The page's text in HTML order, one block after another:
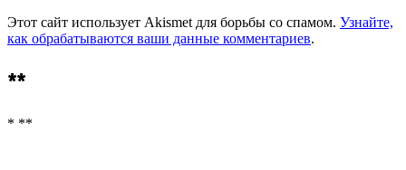
Этот сайт использует Akismet для борьбы со спамом. Узнайте,
как обрабатываются ваши данные комментариев.
**
* **